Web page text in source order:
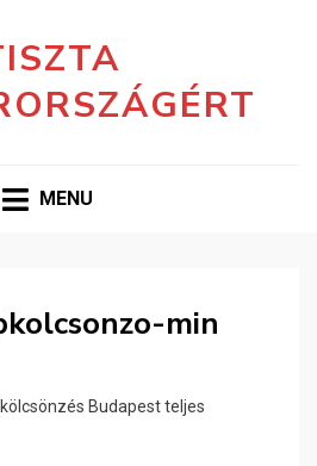
MENU
min
Budapest teljes